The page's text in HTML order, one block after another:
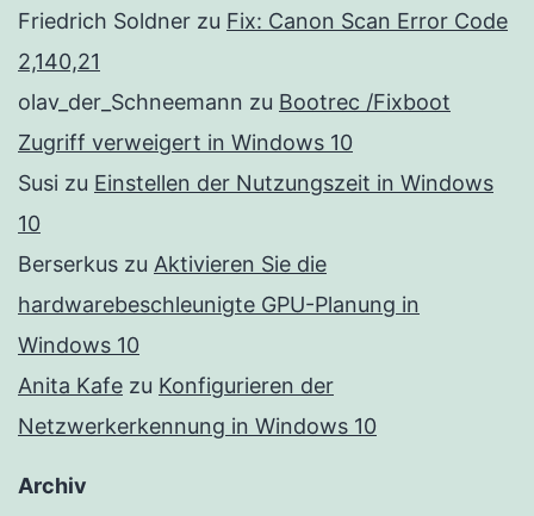
Friedrich Soldner zu Fix: Canon Scan Error Code
2,140,21
olav_der_Schneemann zu Bootrec /Fixboot
Zugriff verweigert in Windows 10
Susi zu Einstellen der Nutzungszeit in Windows
10
Berserkus zu Aktivieren Sie die
hardwarebeschleunigte GPU-Planung in
Windows 10
Anita Kafe zu Konfigurieren der
Netzwerkerkennung in Windows 10
Archiv